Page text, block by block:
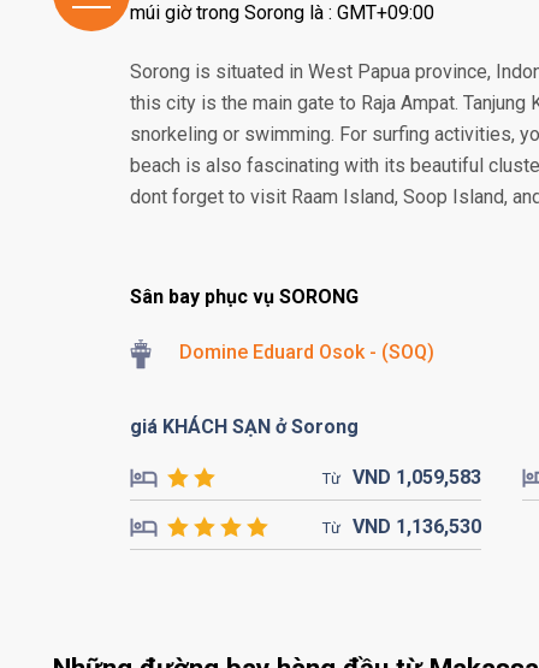
múi giờ trong Sorong là : GMT+09:00
Sorong is situated in West Papua province,
this city is the main gate to Raja Ampat.
snorkeling or swimming. For surfing activities,
beach is also fascinating with its beautiful
dont forget to visit Raam Island, Soop Island,
Sân bay phục vụ SORONG
Domine Eduard Osok - (SOQ)
giá KHÁCH SẠN ở Sorong
Từ VND 1,059,583
Từ VND 1,136,530